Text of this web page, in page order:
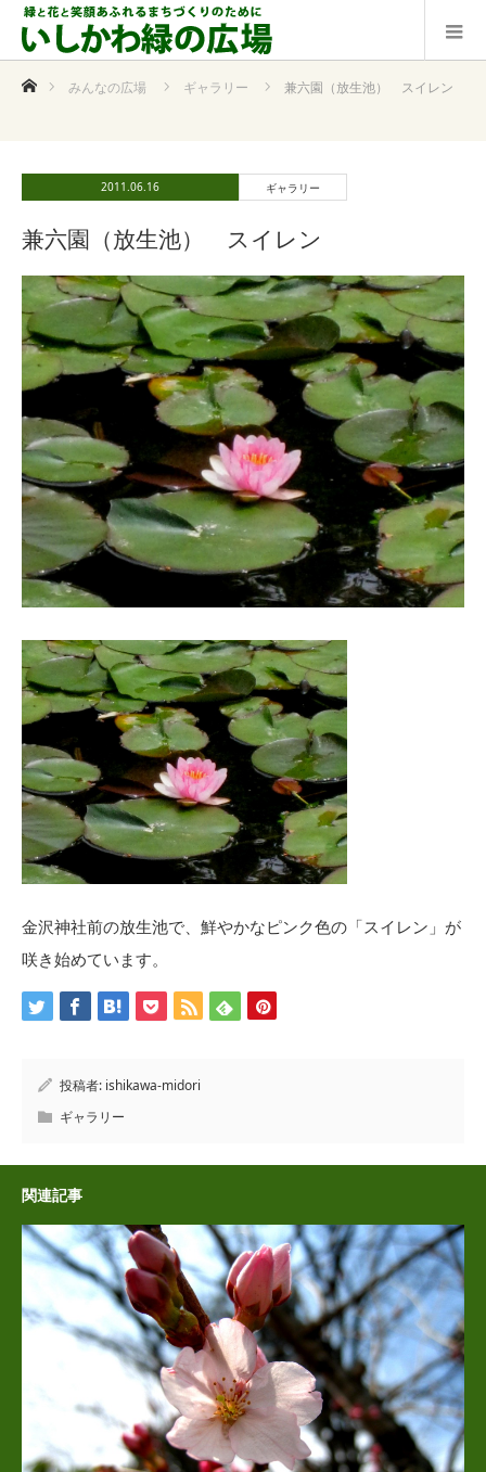
ホームみんなの広場 ギャラリー 兼六園（放生池） スイレン
2011.06.16 ギャラリー
兼六園（放生池） スイレン
金沢神社前の放生池で、鮮やかなピンク色の「スイレン」が
咲き始めています。
投稿者: ishikawa-midori
ギャラリー
関連記事